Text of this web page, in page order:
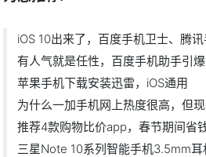
iOS 10出来了，百度手机卫士、腾讯
有人气就是任性，百度手机助手引
苹果手机下载安装迅雷，iOS通用
为什么一加手机网上热度很高，但现
推荐4款购物比价app，春节期间省
三星Note 10系列智能手机3.5mm